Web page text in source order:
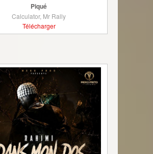
Piqué
Calculator, Mr Rally
Télécharger